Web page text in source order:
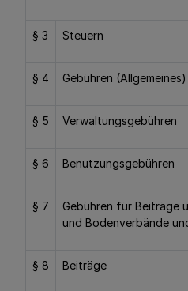
§ 3 Steuern
§ 4 Gebühren (Allgemeines)
§ 5 Verwaltungsgebühren
§ 6 Benutzungsgebühren
§ 7
Gebühren für Beiträge
und Bodenverbände
§ 8 Beiträge